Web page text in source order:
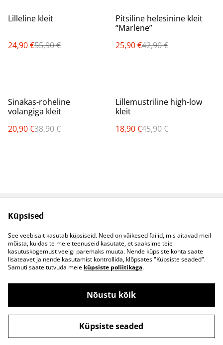
%
Lilleline kleit
24,90 €55,90 €
%
Pitsiline helesinine kleit
“Marlene”
25,90 €42,90 €
%
Sinakas-roheline
volangiga kleit
20,90 €38,90 €
%
Lillemustriline high-low
kleit
18,90 €45,90 €
Müügitingimused
Küpsised
Kontaktid
B2B koostöö
©2026S&S Riided
powered by
Küpsised
See veebisait kasutab küpsiseid. Need on väikesed failid, mis aitavad meil
mõista, kuidas te meie teenuseid kasutate, et saaksime teie
kasutuskogemust veelgi paremaks muuta. Nende küpsiste kohta saate
lisateavet ja nende kasutamist kontrollida, klõpsates "Küpsiste seaded".
Samuti saate tutvuda meie küpsiste poliitikaga.
Nõustu kõik
Küpsiste seaded